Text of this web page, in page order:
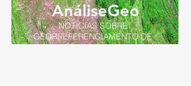
AnáliseGeo
NOTÍCIAS SOBRE
GEORREFERENCIAMENTO DE
IMÓVEIS RURAIS